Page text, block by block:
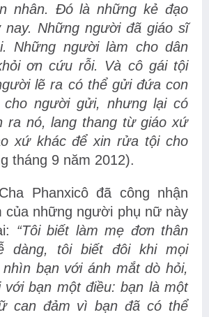
nhân. Đó là những kẻ đạo
nay. Những người đã giáo sĩ
Những người làm cho dân
ơn cứu rỗi. Và cô gái tội
lẽ ra có thể gửi đứa con
người gửi, nhưng lại có
ra nó, lang thang từ giáo xứ
xứ khác để xin rửa tội cho
tháng 9 năm 2012).
Phanxicô đã công nhận
của những người phụ nữ này
“Tôi biết làm mẹ đơn thân
dàng, tôi biết đôi khi mọi
bạn với ánh mắt dò hỏi,
với bạn một điều: bạn là một
can đảm vì bạn đã có thể